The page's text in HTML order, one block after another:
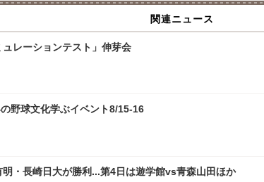
関連ニュース
ュレーションテスト」伸芽会
野球文化学ぶイベント8/15-16
・長崎日大が勝利...第4日は遊学館vs青森山田ほか